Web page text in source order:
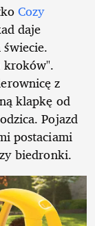
Cozy
daje
kroków".
z
klapkę od
Pojazd
postaciami
biedronki.